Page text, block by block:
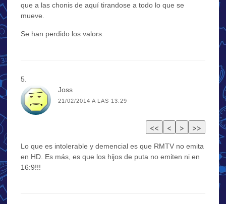
que a las chonis de aquí tirandose a todo lo que se
mueve.
Se han perdido los valors.
Joss
21/02/2014 A LAS 13:29
Lo que es intolerable y demencial es que RMTV no emita
en HD. Es más, es que los hijos de puta no emiten ni en
16:9!!!